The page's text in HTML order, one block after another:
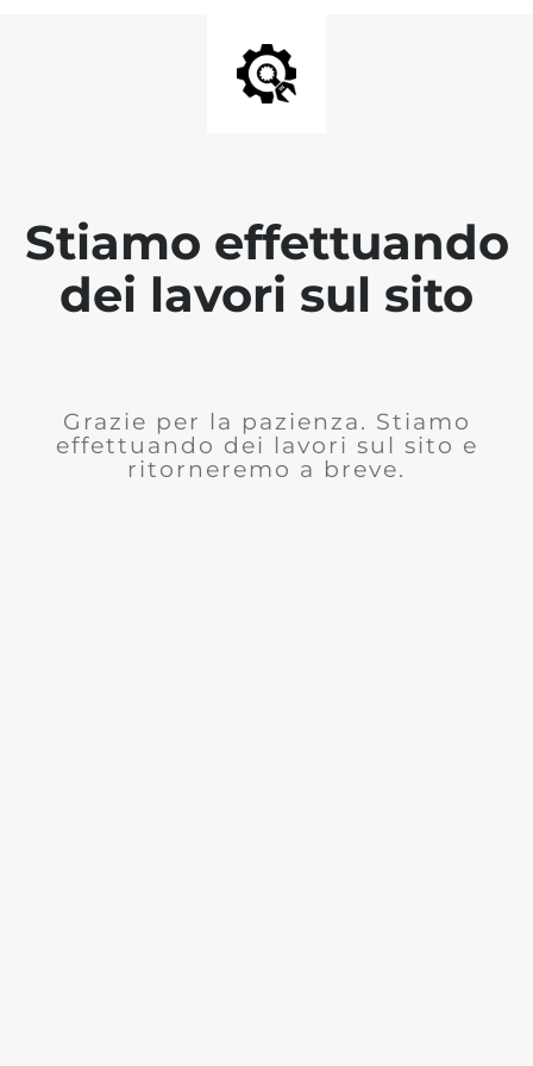
Stiamo effettuando
dei lavori sul sito
Grazie per la pazienza. Stiamo
effettuando dei lavori sul sito e
ritorneremo a breve.